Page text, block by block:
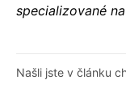
specializované
Našli jste v článku